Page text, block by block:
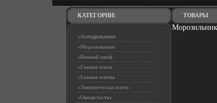
КАТЕГОРИИ:
Холодильники
Морозильники
Винный шкаф
Газовая плита
Газовая плитка
Электрическая плита
Овощечистка
ТОВАРЫ